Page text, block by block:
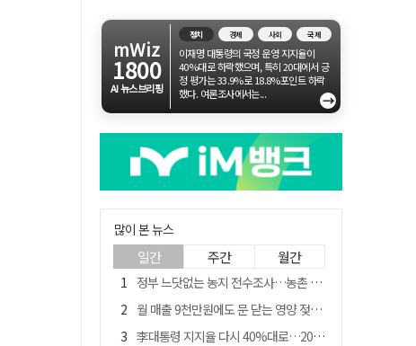
mWiz
1800
AI 뉴스브리핑
정치 경제 사회 국제
이재명 대통령의 국정 운영 지지율이
40%대로 하락했으며, 특히 20대에서 긍
정 평가는 33.9%로 18.8%포인트 하락
했다. 여론조사에서는...
→
많이 본 뉴스
일간 주간 월간
정부 느닷없는 농지 전수조사…농촌 들쑤시는 '경자유전'의 칼날
월 매출 9천만원에도 문 닫는 영양 젖소농장… "일할 사람이 없어"
李대통령 지지율 다시 40%대로…20대는 18.8%p 급락